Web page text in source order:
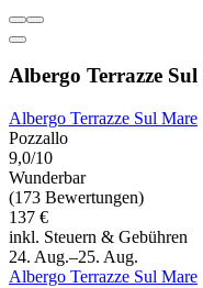
Albergo Terrazze
Albergo Terrazze Sul Mare
Pozzallo
9,0/10
Wunderbar
(173 Bewertungen)
137 €
inkl. Steuern & Gebühren
24. Aug.–25. Aug.
Albergo Terrazze Sul Mare